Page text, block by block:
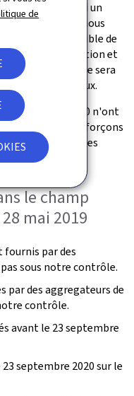
de
l’information. Si un
nous nous
version accessible de
Retour d'information et
particulière sera
éditoriaux.
septembre 2020 n'ont
Nous nous efforçons
la vidéo dans les
le champ
mai 2019
par des
sous notre contrôle.
par des aggregateurs de
contrôle.
avant le 23 septembre
septembre 2020 sur le